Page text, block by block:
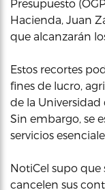
Presupuesto
Hacienda, Juan
que alcanzarán
Estos recortes
fines de lucro,
de la Universidad
Sin embargo, se
servicios
NotiCel supo que
cancelen sus